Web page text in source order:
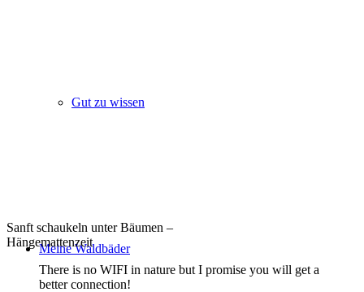
Gut zu wissen
Meine Waldbäder
Sanft schaukeln unter Bäumen –
Hängemattenzeit
There is no WIFI in nature but I promise you will get a
better connection!